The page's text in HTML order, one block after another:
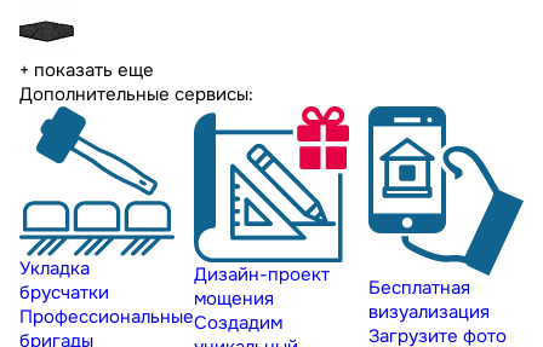
+ показать еще
Дополнительные сервисы:
Укладка
брусчатки
Профессиональные
бригады
Дизайн-проект
мощения
Создадим
Бесплатная
визуализация
Загрузите фото